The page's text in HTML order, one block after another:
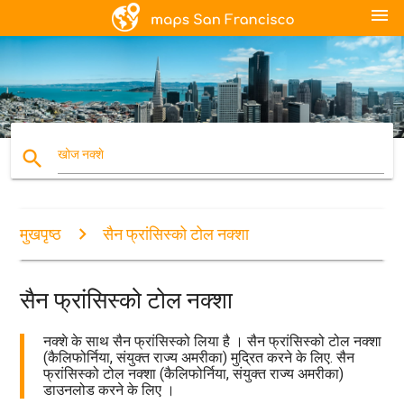
menu
search खोज नक्शे
मुखपृष्ठ सैन फ्रांसिस्को टोल नक्शा
सैन फ्रांसिस्को टोल नक्शा
नक्शे के साथ सैन फ्रांसिस्को लिया है । सैन फ्रांसिस्को टोल नक्शा
(कैलिफोर्निया, संयुक्त राज्य अमरीका) मुद्रित करने के लिए. सैन
फ्रांसिस्को टोल नक्शा (कैलिफोर्निया, संयुक्त राज्य अमरीका)
डाउनलोड करने के लिए ।